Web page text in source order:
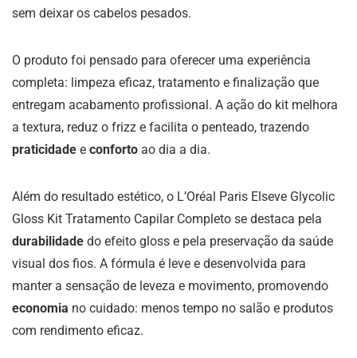
sem deixar os cabelos pesados.
O produto foi pensado para oferecer uma experiência
completa: limpeza eficaz, tratamento e finalização que
entregam acabamento profissional. A ação do kit melhora
a textura, reduz o frizz e facilita o penteado, trazendo
praticidade e conforto ao dia a dia.
Além do resultado estético, o L’Oréal Paris Elseve Glycolic
Gloss Kit Tratamento Capilar Completo se destaca pela
durabilidade do efeito gloss e pela preservação da saúde
visual dos fios. A fórmula é leve e desenvolvida para
manter a sensação de leveza e movimento, promovendo
economia no cuidado: menos tempo no salão e produtos
com rendimento eficaz.